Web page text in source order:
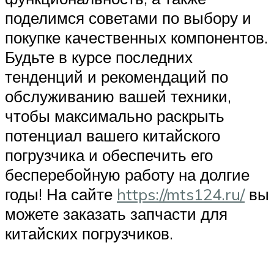
поделимся советами по выбору и
покупке качественных компонентов.
Будьте в курсе последних
тенденций и рекомендаций по
обслуживанию вашей техники,
чтобы максимально раскрыть
потенциал вашего китайского
погрузчика и обеспечить его
бесперебойную работу на долгие
годы! На сайте https://mts124.ru/вы
можете заказать запчасти для
китайских погрузчиков.